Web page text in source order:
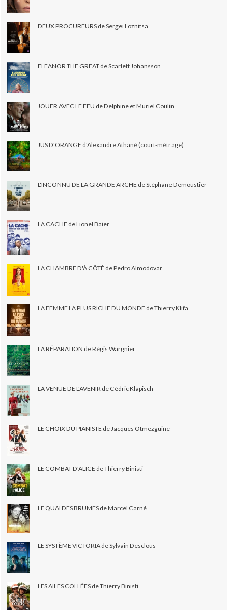
DEUX PROCUREURS de Sergei Loznitsa
ELEANOR THE GREAT de Scarlett Johansson
JOUER AVEC LE FEU de Delphine et Muriel Coulin
JUS D'ORANGE d'Alexandre Athané (court-métrage)
L'INCONNU DE LA GRANDE ARCHE de Stéphane Demoustier
LA CACHE de Lionel Baier
LA CHAMBRE D'À CÔTÉ de Pedro Almodovar
LA FEMME LA PLUS RICHE DU MONDE de Thierry Klifa
LA RÉPARATION de Régis Wargnier
LA VENUE DE L'AVENIR de Cédric Klapisch
LE CHOIX DU PIANISTE de Jacques Otmezguine
LE COMBAT D'ALICE de Thierry Binisti
LE QUAI DES BRUMES de Marcel Carné
LE SYSTÈME VICTORIA de Sylvain Desclous
LES AILES COLLÉES de Thierry Binisti